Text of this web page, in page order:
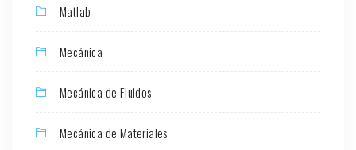
Matlab
Mecánica
Mecánica de Fluidos
Mecánica de Materiales